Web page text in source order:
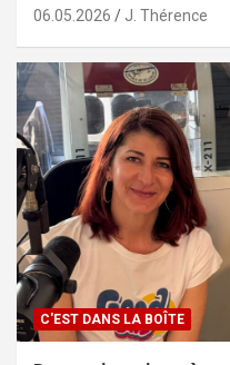
06.05.2026 J. Thérence
C'EST DANS LA BOÎTE